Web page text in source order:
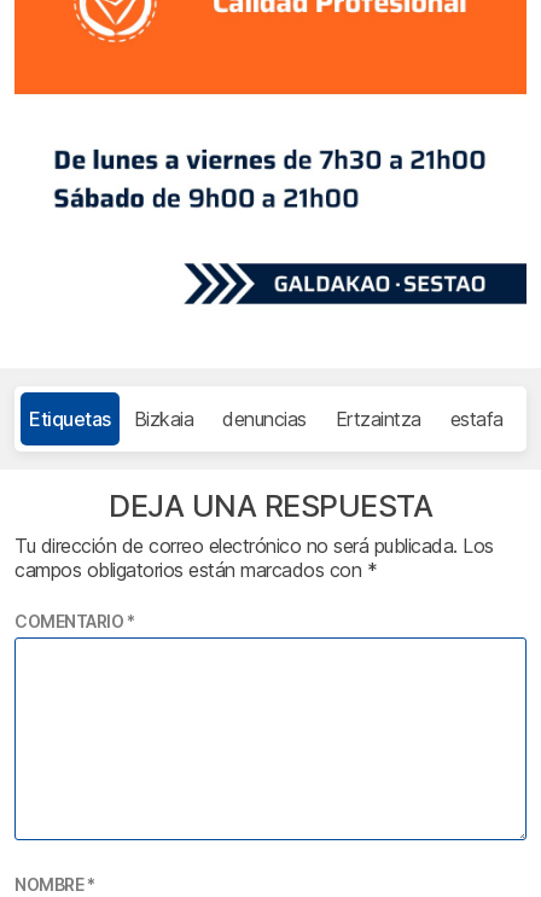
Etiquetas Bizkaia denuncias Ertzaintza estafa
DEJA UNA RESPUESTA
Tu dirección de correo electrónico no será publicada. Los
campos obligatorios están marcados con *
COMENTARIO *
NOMBRE*